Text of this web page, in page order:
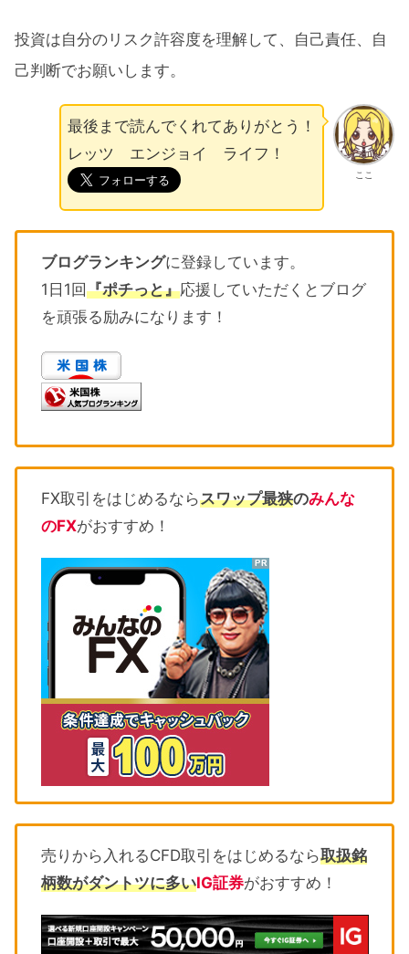
投資は自分のリスク許容度を理解して、自己責任、自
己判断でお願いします。
ここ
最後まで読んでくれてありがとう！
レッツ エンジョイ ライフ！
ブログランキングに登録しています。
1日1回『ポチっと』応援していただくとブログ
を頑張る励みになります！
FX取引をはじめるならスワップ最狭のみんな
のFXがおすすめ！
売りから入れるCFD取引をはじめるなら取扱銘
柄数がダントツに多いIG証券がおすすめ！